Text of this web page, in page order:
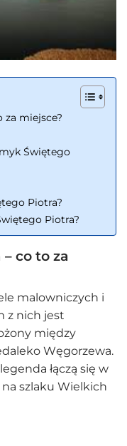
za miejsce?
Świętego
Piotra?
Piotra?
co to za
malowniczych i
z nich jest
między
Węgorzewa.
łączą się w
szlaku Wielkich